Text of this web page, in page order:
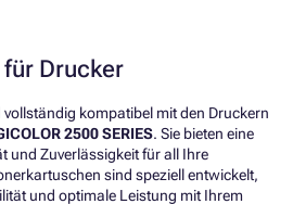
Drucker
kompatibel mit den Druckern
2500 SERIES. Sie bieten eine
und Zuverlässigkeit für all Ihre
sind speziell entwickelt,
und optimale Leistung mit Ihrem